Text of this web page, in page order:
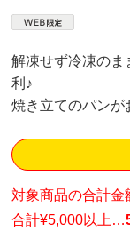
解凍せず冷凍のま
利♪
焼き立てのパンが
対象商品の合計金
合計¥5,000以上…